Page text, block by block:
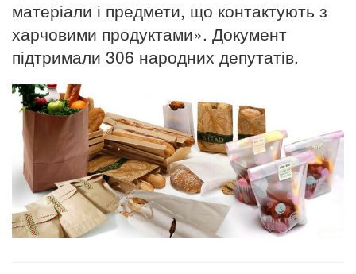
матеріали і предмети, що контактують з
харчовими продуктами». Документ
підтримали 306 народних депутатів.